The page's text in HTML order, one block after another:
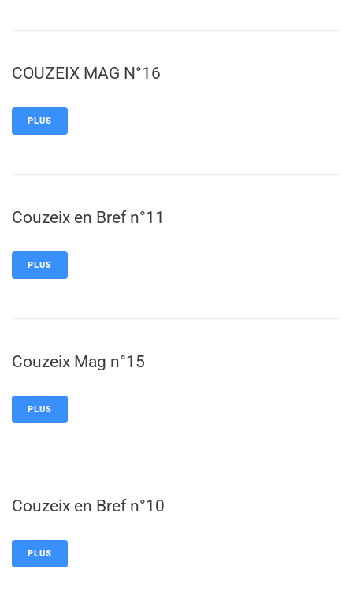
COUZEIX MAG N°16
PLUS
Couzeix en Bref n°11
PLUS
Couzeix Mag n°15
PLUS
Couzeix en Bref n°10
PLUS